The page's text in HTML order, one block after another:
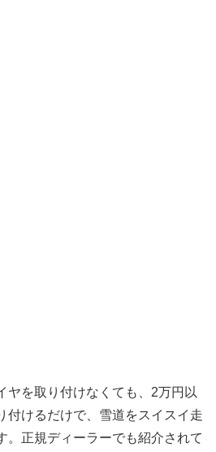
ヤを取り付けなくても、2万円以
付けるだけで、雪道をスイスイ走
。正規ディーラーでも紹介されて